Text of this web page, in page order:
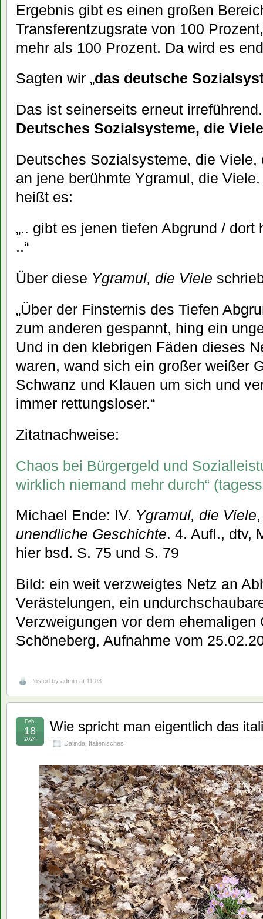
Ergebnis gibt es einen großen
Transferentzugsrate von 100
mehr als 100 Prozent. Da wird es
Sagten wir „das deutsche
Das ist seinerseits erneut
Deutsches Sozialsysteme, die Viele
Deutsches Sozialsysteme, die
an jene berühmte Ygramul, die
heißt es:
„.. gibt es jenen tiefen Abgrund /
..“
Über diese Ygramul, die Viele
„Über der Finsternis des Tiefen
zum anderen gespannt, hing ein
Und in den klebrigen Fäden dieses
waren, wand sich ein großer weißer
Schwanz und Klauen um sich und
immer rettungsloser.“
Zitatnachweise:
Chaos bei Bürgergeld und
wirklich niemand mehr durch“
Michael Ende: IV. Ygramul, die Viele
unendliche Geschichte. 4. Aufl., dtv,
hier bsd. S. 75 und S. 79
Bild: ein weit verzweigtes Netz an
Verästelungen, ein
Verzweigungen vor dem ehemaligen
Schöneberg, Aufnahme vom
Posted by admin at 11:03
Wie spricht man eigentlich das
Dalinda Italienisches
Feb.
18
2024